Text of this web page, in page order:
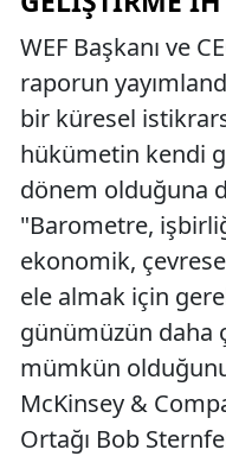
WEF Başkanı ve
raporun
bir küresel
hükümetin kendi
dönem olduğuna
"Barometre,
ekonomik,
ele almak için
günümüzün daha
mümkün
McKinsey &
Ortağı Bob